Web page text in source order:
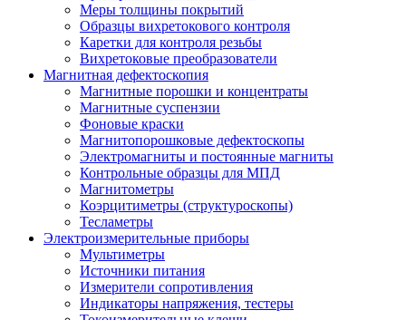
Меры толщины покрытий
Образцы вихретокового контроля
Каретки для контроля резьбы
Вихретоковые преобразователи
Магнитная дефектоскопия
Магнитные порошки и концентраты
Магнитные суспензии
Фоновые краски
Магнитопорошковые дефектоскопы
Электромагниты и постоянные магниты
Контрольные образцы для МПД
Магнитометры
Коэрцитиметры (структуроскопы)
Тесламетры
Электроизмерительные приборы
Мультиметры
Источники питания
Измерители сопротивления
Индикаторы напряжения, тестеры